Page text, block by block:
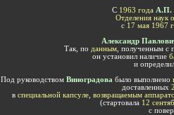
С 1963 года А.П.
Отделения
с 17 мая 1967
Александр
Так, по данным , полученным
он установил наличие
и
Под руководствомВиноградова было выполнено
доставленных
вспециальной капсуле, возвращаемым
(стартовала 12
с